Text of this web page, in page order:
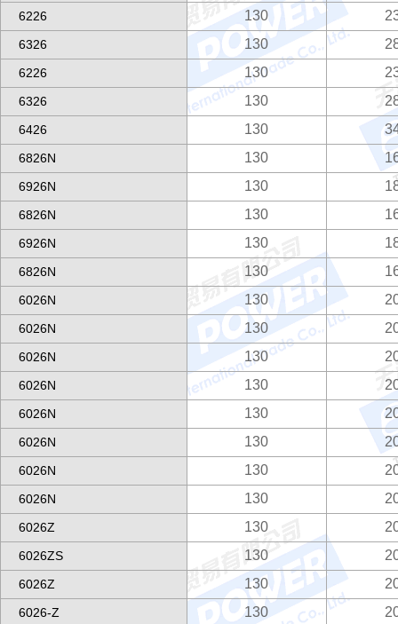
6226 130
6326 130
6226 130
6326 130
6426 130
6826N 130
6926N 130
6826N 130
6926N 130
6826N 130
6026N 130
6026N 130
6026N 130
6026N 130
6026N 130
6026N 130
6026N 130
6026N 130
6026Z 130
6026ZS 130
6026Z 130
6026-Z 130